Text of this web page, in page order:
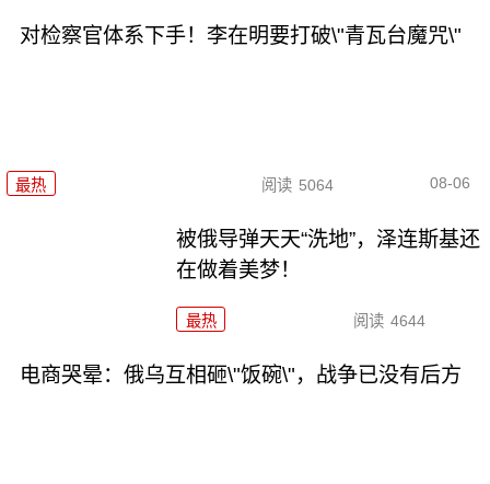
对检察官体系下手！李在明要打破\"青瓦台魔咒\"
最热 阅读 5064 08-06
被俄导弹天天“洗地”，泽连斯基还
在做着美梦！
最热 阅读 4644
电商哭晕：俄乌互相砸\"饭碗\"，战争已没有后方